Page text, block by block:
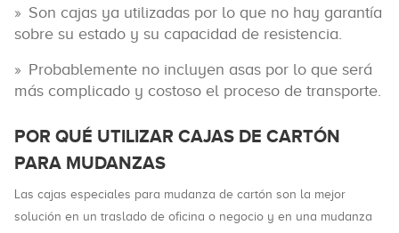
Son cajas ya utilizadas por lo que no hay garantía
sobre su estado y su capacidad de resistencia.
Probablemente no incluyen asas por lo que será
más complicado y costoso el proceso de transporte.
POR QUÉ UTILIZAR CAJAS DE CARTÓN
PARA MUDANZAS
Las cajas especiales para mudanza de cartón son la mejor
solución en un traslado de oficina o negocio y en una mudanza